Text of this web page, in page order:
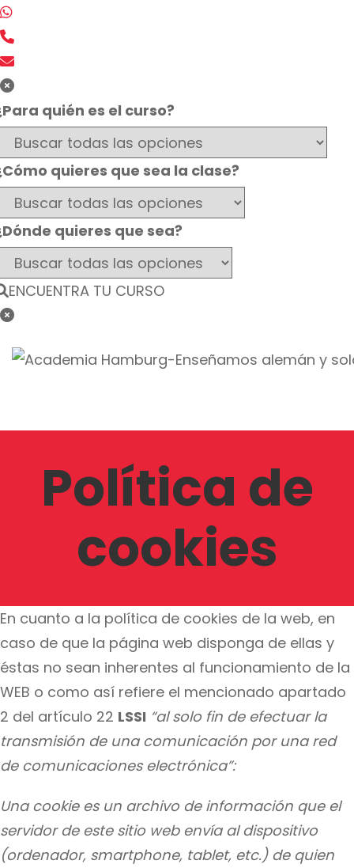
quién es el curso?
quieres que sea la clase?
quieres que sea?
ENCUENTRA TU CURSO
Política de
cookies
En cuanto a la política de cookies de la web, en
caso de que la página web disponga de ellas y
éstas no sean inherentes al funcionamiento de la
WEB o como así refiere el mencionado apartado
2 del artículo 22 LSSI “al solo fin de efectuar la
transmisión de una comunicación por una red
de comunicaciones electrónica”:
Una cookie es un archivo de información que el
servidor de este sitio web envía al dispositivo
(ordenador, smartphone, tablet, etc.) de quien